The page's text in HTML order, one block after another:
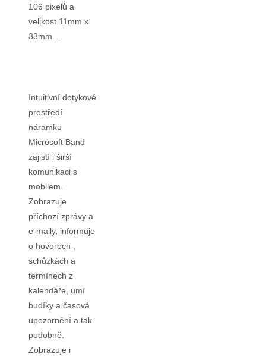
106 pixelů a
velikost 11mm x
33mm…
Intuitivní dotykové
prostředí
náramku
Microsoft Band
zajistí i širší
komunikaci s
mobilem.
Zobrazuje
příchozí zprávy a
e-maily, informuje
o hovorech ,
schůzkách a
termínech z
kalendáře, umí
budíky a časová
upozornění a tak
podobně.
Zobrazuje i